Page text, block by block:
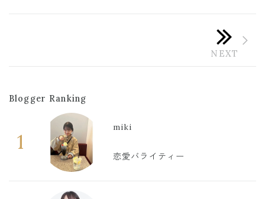
Blogger Ranking
1
miki
恋愛バライティー